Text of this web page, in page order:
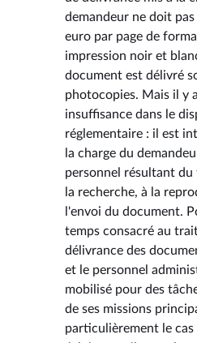
demandeur ne doit
euro par page de
impression noir et
document est délivré
photocopies. Mais il y
insuffisance dans le
réglementaire : il est
la charge du
personnel résultant du
la recherche, à la
l'envoi du document.
temps consacré au
délivrance des
et le personnel
mobilisé pour des
de ses missions
particulièrement le cas